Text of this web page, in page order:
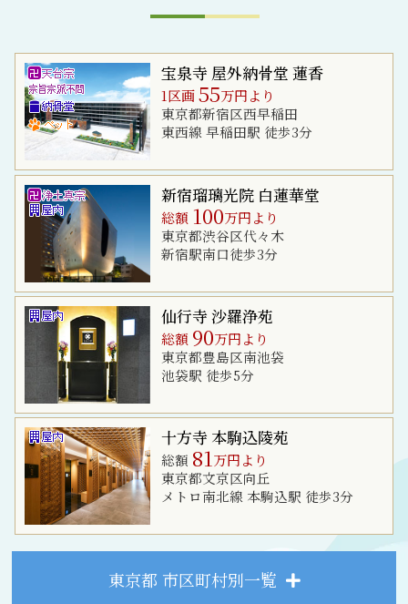
宝泉寺 屋外納骨堂 蓮香
1区画55万円より
東京都新宿区西早稲田
東西線 早稲田駅 徒歩3分
新宿瑠璃光院 白蓮華堂
総額 100万円より
東京都渋谷区代々木
新宿駅南口徒歩3分
仙行寺 沙羅浄苑
総額 90万円より
東京都豊島区南池袋
池袋駅 徒歩5分
十方寺 本駒込陵苑
総額 81 万円より
東京都文京区向丘
メトロ南北線 本駒込駅 徒歩3分
東京都 市区町村別一覧